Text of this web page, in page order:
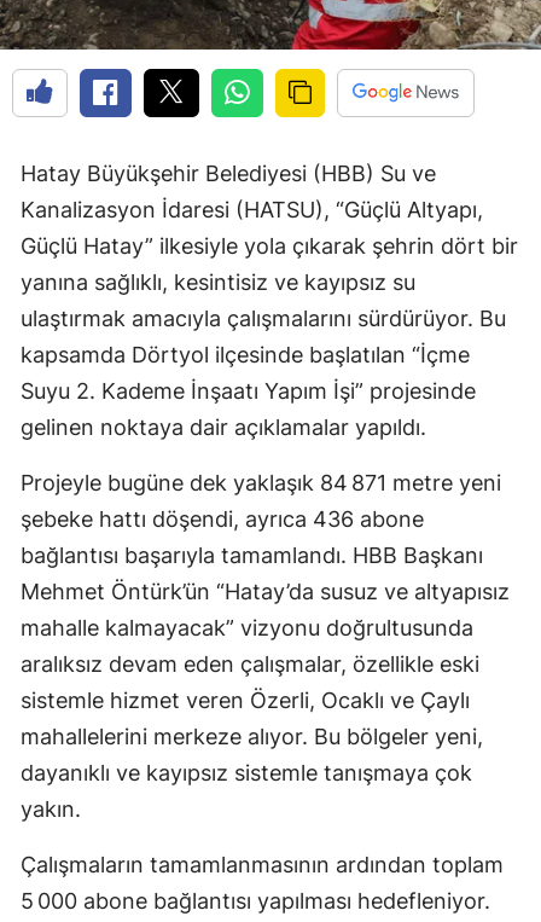
Hatay Büyükşehir Belediyesi (HBB) Su ve
Kanalizasyon İdaresi (HATSU), “Güçlü Altyapı,
Güçlü Hatay” ilkesiyle yola çıkarak şehrin dört bir
yanına sağlıklı, kesintisiz ve kayıpsız su
ulaştırmak amacıyla çalışmalarını sürdürüyor. Bu
kapsamda Dörtyol ilçesinde başlatılan “İçme
Suyu 2. Kademe İnşaatı Yapım İşi” projesinde
gelinen noktaya dair açıklamalar yapıldı.
Projeyle bugüne dek yaklaşık 84 871 metre yeni
şebeke hattı döşendi, ayrıca 436 abone
bağlantısı başarıyla tamamlandı. HBB Başkanı
Mehmet Öntürk’ün “Hatay’da susuz ve altyapısız
mahalle kalmayacak” vizyonu doğrultusunda
aralıksız devam eden çalışmalar, özellikle eski
sistemle hizmet veren Özerli, Ocaklı ve Çaylı
mahallelerini merkeze alıyor. Bu bölgeler yeni,
dayanıklı ve kayıpsız sistemle tanışmaya çok
yakın.
Çalışmaların tamamlanmasının ardından toplam
5 000 abone bağlantısı yapılması hedefleniyor.